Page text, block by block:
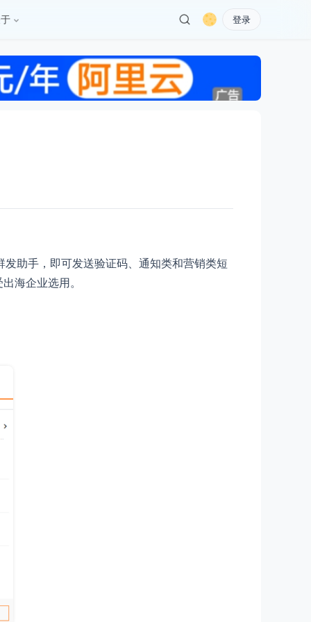
登录
助手，即可发送验证码、通知类和营销类短
海企业选用。